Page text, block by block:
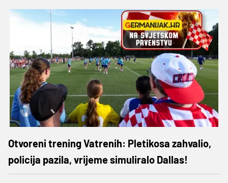
Otvoreni trening Vatrenih: Pletikosa zahvalio,
policija pazila, vrijeme simuliralo Dallas!